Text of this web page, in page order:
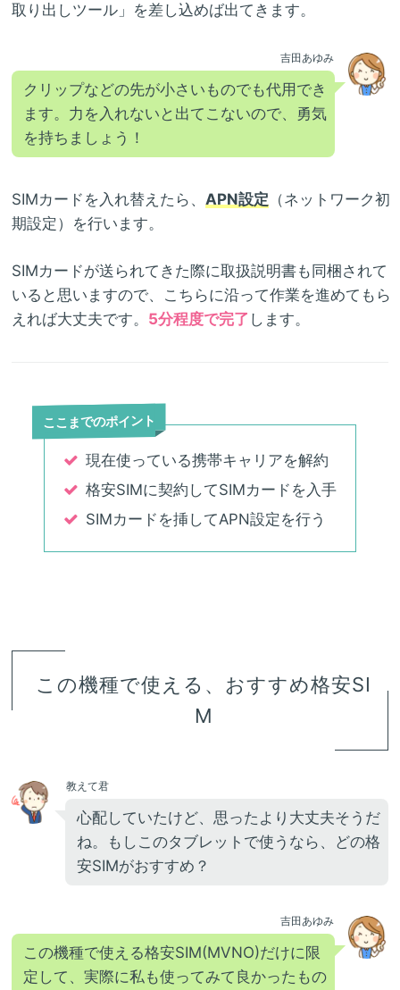
取り出しツール」を差し込めば出てきます。
吉田あゆみ
クリップなどの先が小さいものでも代用でき
ます。力を入れないと出てこないので、勇気
を持ちましょう！
SIMカードを入れ替えたら、 APN設定 （ネットワーク初
期設定）を行います。
SIMカードが送られてきた際に取扱説明書も同梱されて
いると思いますので、こちらに沿って作業を進めてもら
えれば大丈夫です。 5分程度で完了 します。
ここまでのポイント
現在使っている携帯キャリアを解約
格安SIMに契約してSIMカードを入手
SIMカードを挿してAPN設定を行う
この機種で使える、おすすめ格安SI
M
教えて君
心配していたけど、思ったより大丈夫そうだ
ね。もしこのタブレットで使うなら、どの格
安SIMがおすすめ？
吉田あゆみ
この機種で使える格安SIM(MVNO)だけに限
定して、実際に私も使ってみて良かったもの